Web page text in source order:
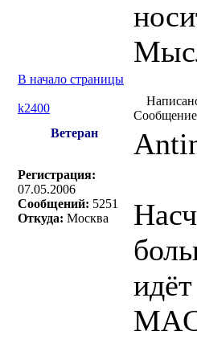
В начало страницы
k2400
Сообщение
Ветеран
Регистрация:
07.05.2006
Сообщений: 5251
Откуда: Москва